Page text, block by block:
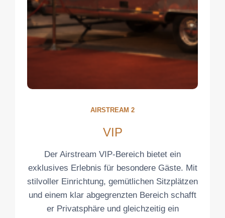
AIRSTREAM 2
VIP
Der Airstream VIP-Bereich bietet ein
exklusives Erlebnis für besondere Gäste. Mit
stilvoller Einrichtung, gemütlichen Sitzplätzen
und einem klar abgegrenzten Bereich schafft
er Privatsphäre und gleichzeitig ein